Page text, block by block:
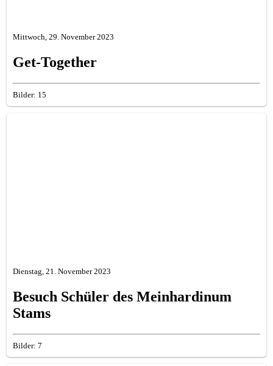
Mittwoch, 29. November 2023
Get-Together
Bilder: 15
Dienstag, 21. November 2023
Besuch Schüler des Meinhardinum
Stams
Bilder: 7